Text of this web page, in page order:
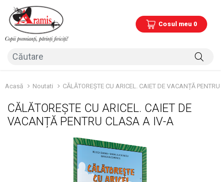
Cosul meu 0
Acasă Noutati CĂLĂTOREȘTE CU ARICEL. CAIET DE VACANȚĂ
CĂLĂTOREȘTE CU ARICEL. CAIET DE
VACANȚĂ PENTRU CLASA A IV-A